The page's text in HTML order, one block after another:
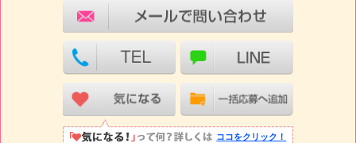
ココをクリック！